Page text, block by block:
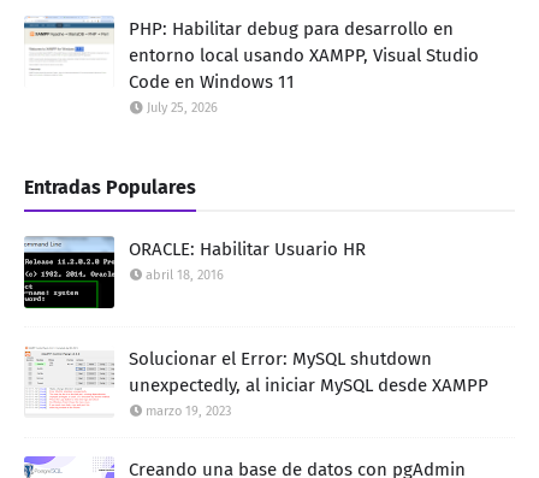
PHP: Habilitar debug para desarrollo en
entorno local usando XAMPP, Visual Studio
Code en Windows 11
July 25, 2026
Entradas Populares
ORACLE: Habilitar Usuario HR
abril 18, 2016
Solucionar el Error: MySQL shutdown
unexpectedly, al iniciar MySQL desde XAMPP
marzo 19, 2023
Creando una base de datos con pgAdmin